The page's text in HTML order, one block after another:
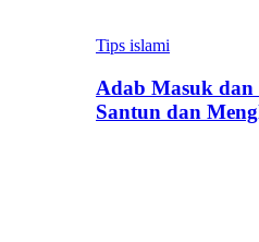
Tips islami
Adab Masuk
Santun dan